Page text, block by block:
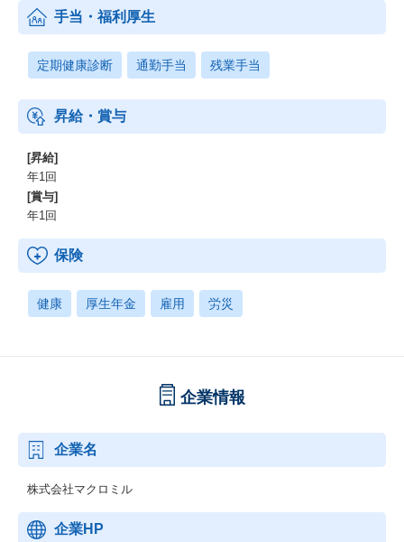
手当・福利厚生
定期健康診断 通勤手当 残業手当
昇給・賞与
[昇給]
年1回
[賞与]
年1回
保険
健康 厚生年金 雇用 労災
企業情報
企業名
株式会社マクロミル
企業HP